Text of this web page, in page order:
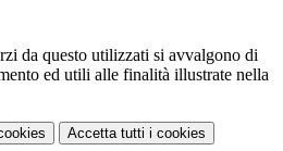
da questo utilizzati si avvalgono di
ed utili alle finalità illustrate nella
Accetta tutti i cookies